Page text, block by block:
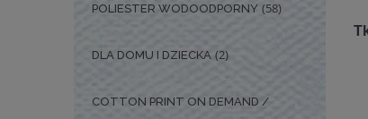
POLIESTER WODOODPORNY (58)
DLA DOMU I DZIECKA (2)
COTTON PRINT ON DEMAND /